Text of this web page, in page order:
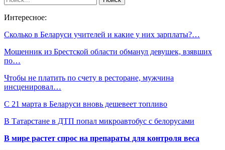
Интересное:
Сколько в Беларуси учителей и какие у них зарплаты?…
Мошенник из Брестской области обманул девушек, взявших
по…
Чтобы не платить по счету в ресторане, мужчина
инсценировал…
С 21 марта в Беларуси вновь дешевеет топливо
В Татарстане в ДТП попал микроавтобус с белорусами
В мире растет спрос на препараты для контроля веса